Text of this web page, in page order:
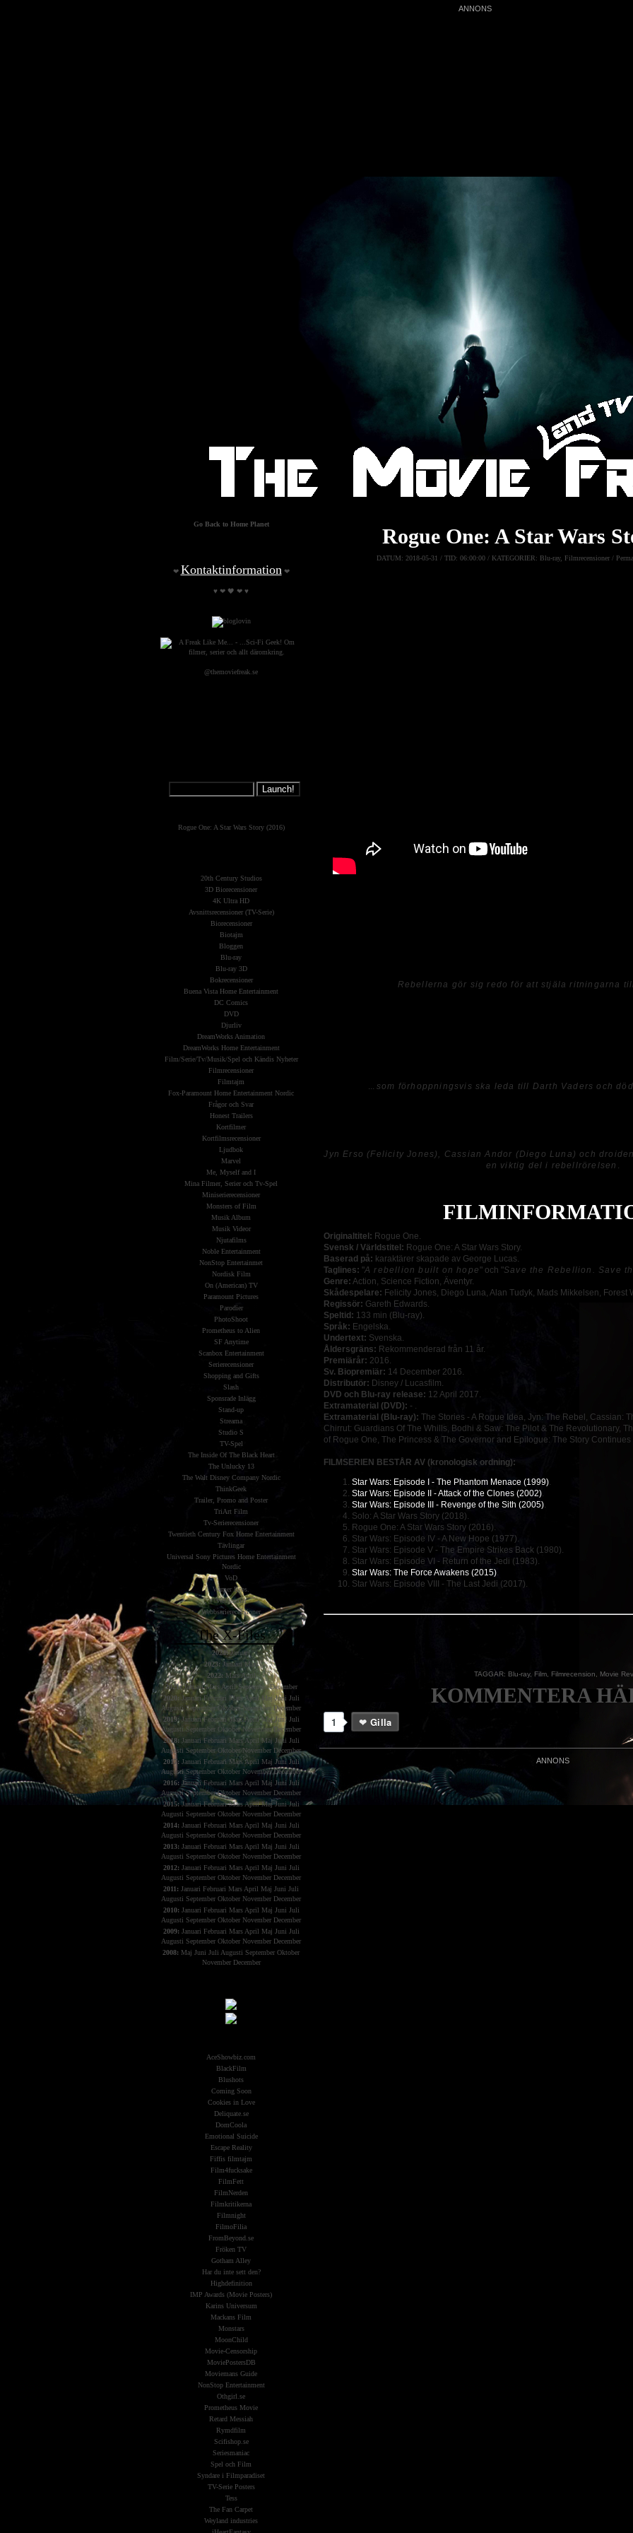
Rogue One: A Star Wars
DATUM: 2018-05-31 / TID: 06:00:00 / KATEGORIER: Blu-ray, Filmrecensioner /
Rebellerna gör sig redo för att stjäla ritningarna
...som förhoppningsvis ska leda till Darth Vaders och
Jyn Erso (Felicity Jones), Cassian Andor (Diego Luna) och
en viktig del i rebellrörelsen .
Originaltitel: Rogue One.
Svensk / Världstitel: Rogue One: A Star Wars Story.
Baserad på: karaktärer skapade av George Lucas.
Taglines: "A rebellion built on hope " och "Save the Rebellion. Save
Genre: Action, Science Fiction, Äventyr.
Skådespelare: Felicity Jones, Diego Luna, Alan Tudyk, Mads Mikkelsen, Forest
Regissör: Gareth Edwards.
Speltid: 133 min (Blu-ray).
Språk: Engelska.
Undertext: Svenska.
Åldersgräns: Rekommenderad från 11 år.
Premiärår: 2016.
Sv. Biopremiär: 14 December 2016.
Distributör: Disney / Lucasfilm.
DVD och Blu-ray release: 12 April 2017.
Extramaterial (DVD): - .
Extramaterial (Blu-ray): The Stories - A Rogue Idea, Jyn: The Rebel, Cassian:
Chirrut: Guardians Of The Whills, Bodhi & Saw: The Pilot & The Revolutionary,
of Rogue One, The Princess & The Governor and Epilogue: The Story Continues
FILMSERIEN BESTÅR AV (kronologisk ordning):
Star Wars: Episode I - The Phantom Menace (1999).
Star Wars: Episode II - Attack of the Clones (2002).
Star Wars: Episode III - Revenge of the Sith (2005).
Solo: A Star Wars Story (2018).
Rogue One: A Star Wars Story (2016).
Star Wars: Episode IV - A New Hope (1977).
Star Wars: Episode V - The Empire Strikes Back (1980).
Star Wars: Episode VI - Return of the Jedi (1983).
Star Wars: The Force Awakens (2015).
Star Wars: Episode VIII - The Last Jedi (2017).
TAGGAR: Blu-ray, Film Filmrecension Movie
KOMMENTERA
1 Gilla
Go Back to Home Planet
❤ Kontaktinformation ❤
♥ ❤ 🖤 ❤ ♥
@themoviefreak.se
Rogue One: A Star Wars Story (2016)
20th Century Studios
3D Biorecensioner
4K Ultra HD
Avsnittsrecensioner (TV-Serie)
Biorecensioner
Biotajm
Bloggen
Blu-ray
Blu-ray 3D
Bokrecensioner
Buena Vista Home Entertainment
DC Comics
DVD
Djurliv
DreamWorks Animation
DreamWorks Home Entertainment
Film/Serie/Tv/Musik/Spel och Kändis Nyheter
Filmrecensioner
Filmtajm
Fox-Paramount Home Entertainment Nordic
Frågor och Svar
Honest Trailers
Kortfilmer
Kortfilmsrecensioner
Ljudbok
Marvel
Me, Myself and I
Mina Filmer, Serier och Tv-Spel
Miniserierecensioner
Monsters of Film
Musik Album
Musik Videor
Njutafilms
Noble Entertainment
NonStop Entertainmet
Nordisk Film
On (American) TV
Paramount Pictures
Parodier
PhotoShoot
Prometheus to Alien
SF Anytime
Scanbox Entertainment
Serierecensioner
Shopping and Gifts
Slash
Sponsrade Inlägg
Stand-up
Streama
Studio S
TV-Spel
The Inside Of The Black Heart
The Unlucky 13
The Walt Disney Company Nordic
ThinkGeek
Trailer, Promo and Poster
TriArt Film
Tv-Serierecensioner
Twentieth Century Fox Home Entertainment
Tävlingar
Universal Sony Pictures Home Entertainment
Nordic
VoD
Warner Bros.
Webbserier
Webbserierecensioner
The X-Files
2024: Januari
2023: Januari Mars
2022: Mars April
2021: Januari Mars April September December
2020: Januari Februari MarsApril Maj Juni Juli
Augusti September Oktober November
December
2019: Januari Februari Mars April Maj Juni Juli
Augusti September Oktober November
December
2018: Januari Februari Mars April Maj Juni Juli
Augusti September Oktober November December
2017: Januari Februari MarsApril Maj Juni Juli
Augusti September Oktober November December
2016: Januari Februari Mars April Maj Juni Juli
Augusti September Oktober November December
2015: Januari Februari Mars April Maj Juni Juli
Augusti September Oktober November December
2014: Januari Februari Mars April Maj Juni Juli
Augusti September Oktober November December
2013: Januari Februari Mars April Maj Juni Juli
Augusti September Oktober November December
2012: Januari Februari Mars April Maj Juni Juli
Augusti September Oktober November December
2011: Januari Februari Mars April Maj Juni Juli
Augusti September Oktober November December
2010: Januari Februari Mars April Maj Juni Juli
Augusti September Oktober November December
2009: Januari Februari Mars April Maj Juni Juli
Augusti September Oktober November December
2008: Maj Juni Juli Augusti September Oktober
November December
AceShowbiz.com
BlackFilm
Blushots
Coming Soon
Cookies in Love
Deliquate.se
DomCoola
Emotional Suicide
Escape Reality
Fiffis filmtajm
Film4fucksake
FilmFett
FilmNerden
Filmkritikerna
Filmnight
FilmoFilia
FromBeyond.se
Fröken TV
Gotham Alley
Har du inte sett den?
Highdefinition
IMP Awards (Movie Posters)
Karins Universum
Mackans Film
Monstars
MoonChild
Movie-Censorship
MoviePostersDB
Moviemans Guide
NonStop Entertainment
Othgirl.se
Prometheus Movie
Retard Messiah
Rymdfilm
Scifishop.se
Seriesmaniac
Spel och Film
Syndare i Filmparadiset
TV-Serie Posters
Tess
The Fan Carpet
Weyland industries